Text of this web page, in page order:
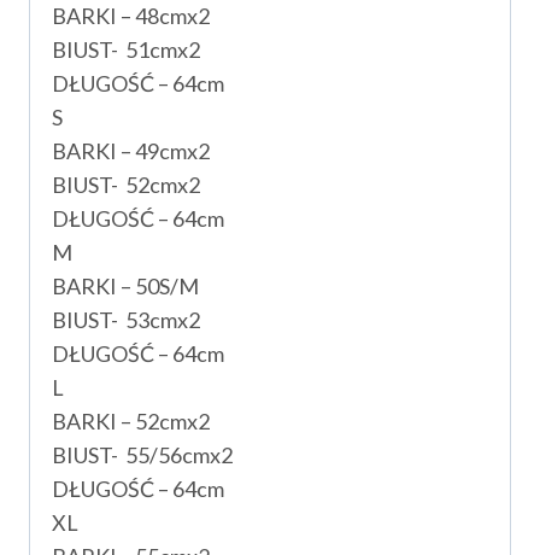
BARKI – 48cmx2
BIUST- 51cmx2
DŁUGOŚĆ – 64cm
S
BARKI – 49cmx2
BIUST- 52cmx2
DŁUGOŚĆ – 64cm
M
BARKI – 50S/M
BIUST- 53cmx2
DŁUGOŚĆ – 64cm
L
BARKI – 52cmx2
BIUST- 55/56cmx2
DŁUGOŚĆ – 64cm
XL